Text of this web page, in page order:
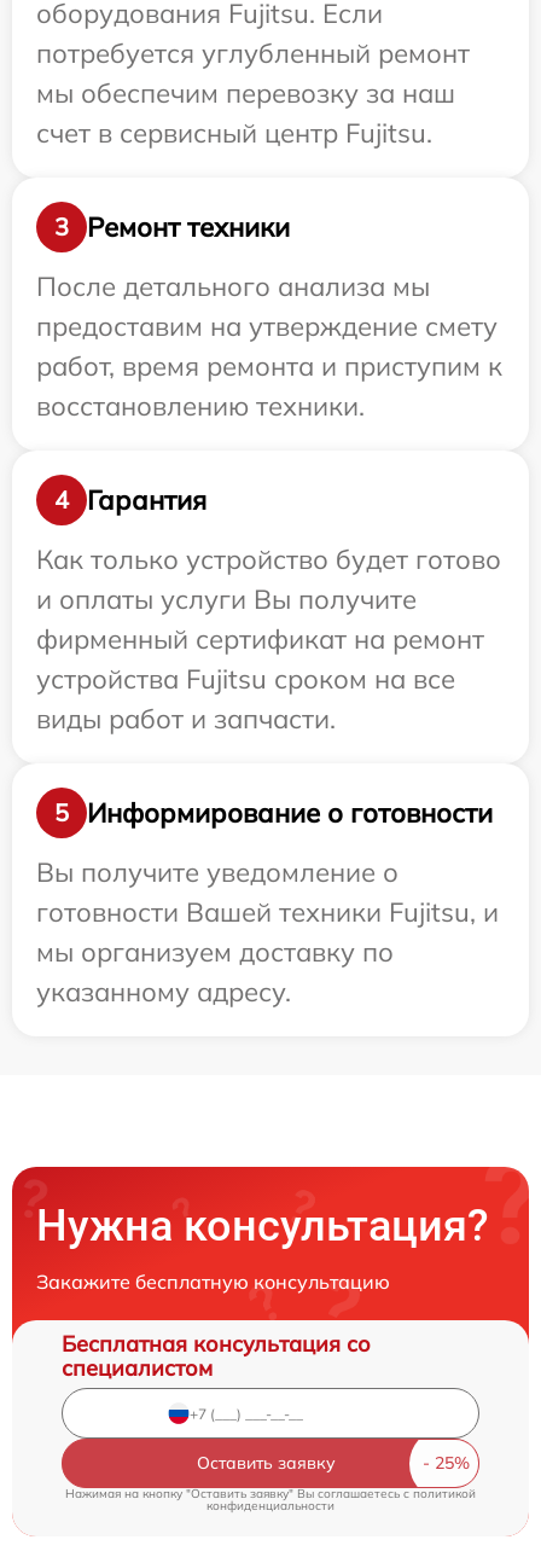
оборудования Fujitsu. Если
потребуется углубленный ремонт
мы обеспечим перевозку за наш
счет в сервисный центр Fujitsu.
3
Ремонт техники
После детального анализа мы
предоставим на утверждение смету
работ, время ремонта и приступим к
восстановлению техники.
4
Гарантия
Как только устройство будет готово
и оплаты услуги Вы получите
фирменный сертификат на ремонт
устройства Fujitsu сроком на все
виды работ и запчасти.
5
Информирование о готовности
Вы получите уведомление о
готовности Вашей техники Fujitsu, и
мы организуем доставку по
указанному адресу.
Нужна консультация?
Закажите бесплатную консультацию
Бесплатная консультация со
специалистом
Оставить заявку
Нажимая на кнопку "Оставить заявку" Вы соглашаетесь c политикой
конфиденциальности